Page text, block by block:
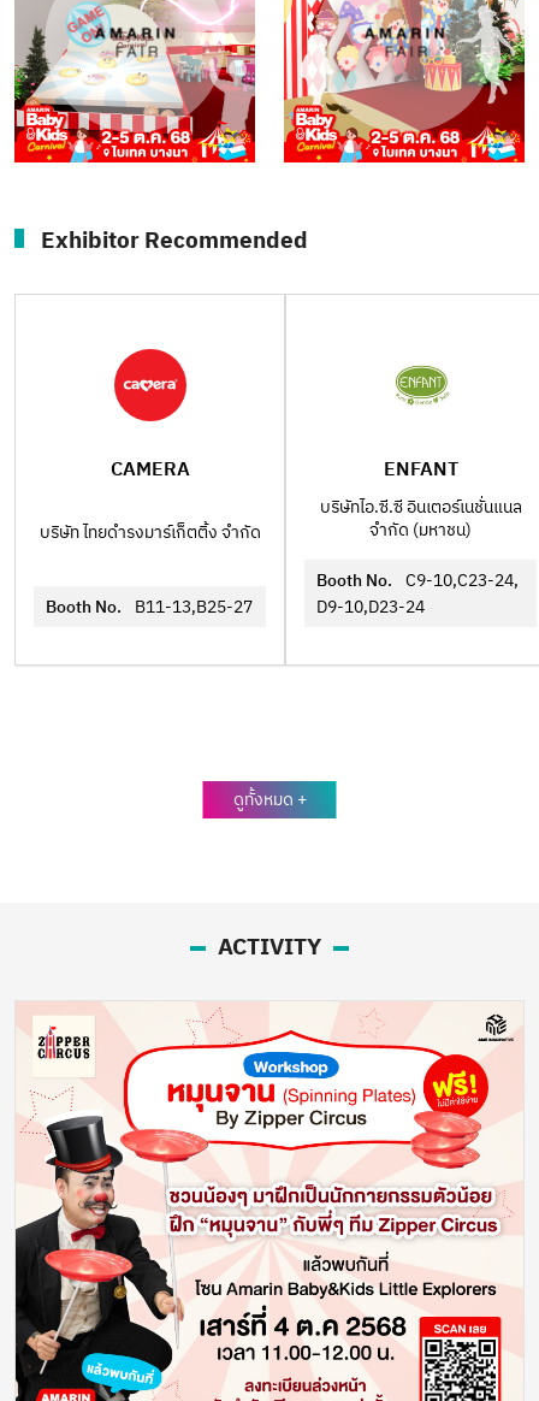
Exhibitor Recommended
CAMERA
บริษัท ไทยดำรงมาร์เก็ตติ้ง จำกัด
Booth No. B11-13,B25-27
ENFANT
บริษัทไอ.ซี.ซี อินเตอร์เนชั่นแนล
จำกัด (มหาชน)
Booth No. C9-10,C23-24,
D9-10,D23-24
ดูทั้งหมด +
ACTIVITY